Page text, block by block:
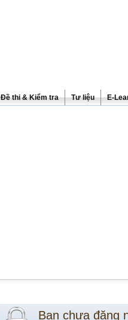
Đề thi & Kiểm tra Tư liệu E-
Bạn chưa đăng